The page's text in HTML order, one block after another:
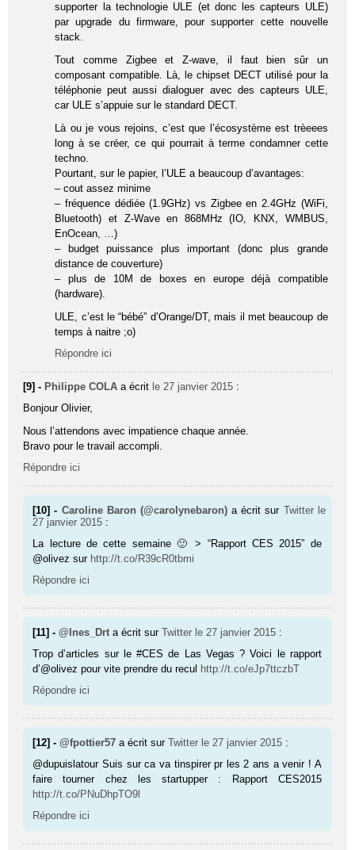
supporter la technologie ULE (et donc les capteurs ULE)
par upgrade du firmware, pour supporter cette nouvelle
stack.
Tout comme Zigbee et Z-wave, il faut bien sûr un
composant compatible. Là, le chipset DECT utilisé pour la
téléphonie peut aussi dialoguer avec des capteurs ULE,
car ULE s’appuie sur le standard DECT.
Là ou je vous rejoins, c’est que l’écosystème est trèeees
long à se créer, ce qui pourrait à terme condamner cette
techno.
Pourtant, sur le papier, l’ULE a beaucoup d’avantages:
– cout assez minime
– fréquence dédiée (1.9GHz) vs Zigbee en 2.4GHz (WiFi,
Bluetooth) et Z-Wave en 868MHz (IO, KNX, WMBUS,
EnOcean, …)
– budget puissance plus important (donc plus grande
distance de couverture)
– plus de 10M de boxes en europe déjà compatible
(hardware).
ULE, c’est le “bébé” d’Orange/DT, mais il met beaucoup de
temps à naitre ;o)
Répondre ici
[9] - Philippe COLA a écrit le 27 janvier 2015 :
Bonjour Olivier,
Nous l’attendons avec impatience chaque année.
Bravo pour le travail accompli.
Répondre ici
[10] - Caroline Baron (@carolynebaron) a écrit sur Twitter le
27 janvier 2015 :
La lecture de cette semaine 🙂 > “Rapport CES 2015” de
@olivez sur http://t.co/R39cR0tbmi
Répondre ici
[11] -@Ines_Drt a écrit surTwitter le 27 janvier 2015 :
Trop d’articles sur le #CES de Las Vegas ? Voici le rapport
d’@olivez pour vite prendre du recul http://t.co/eJp7ttczbT
Répondre ici
[12] -@fpottier57 a écrit surTwitter le 27 janvier 2015 :
@dupuislatour Suis sur ca va tinspirer pr les 2 ans a venir ! A
faire tourner chez les startupper : Rapport CES2015
http://t.co/PNuDhpTO9l
Répondre ici